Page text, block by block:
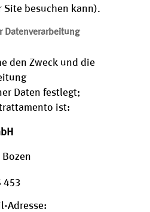
Site besuchen kann).
Datenverarbeitung
den Zweck und die
Daten festlegt;
ist:
Bozen
453
Adresse: